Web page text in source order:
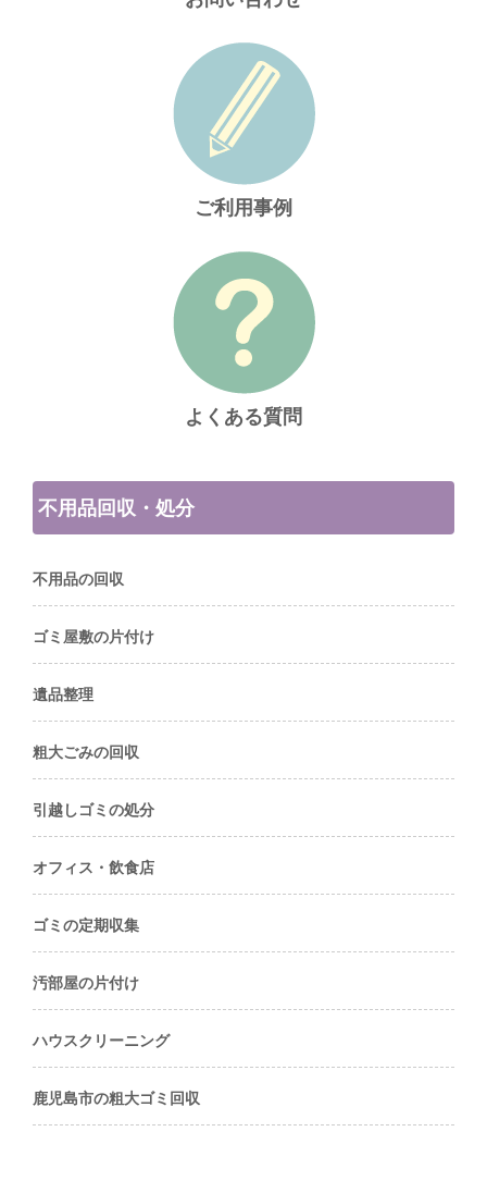
ご利用事例
よくある質問
不用品回収・処分
不用品の回収
ゴミ屋敷の片付け
遺品整理
粗大ごみの回収
引越しゴミの処分
オフィス・飲食店
ゴミの定期収集
汚部屋の片付け
ハウスクリーニング
鹿児島市の粗大ゴミ回収